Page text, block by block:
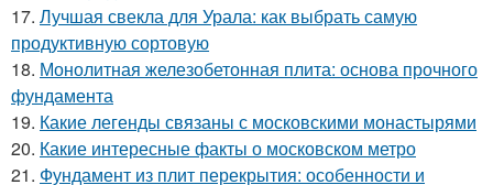
17. Лучшая свекла для Урала: как выбрать самую
продуктивную сортовую
18. Монолитная железобетонная плита: основа прочного
фундамента
19. Какие легенды связаны с московскими монастырями
20. Какие интересные факты о московском метро
21. Фундамент из плит перекрытия: особенности и